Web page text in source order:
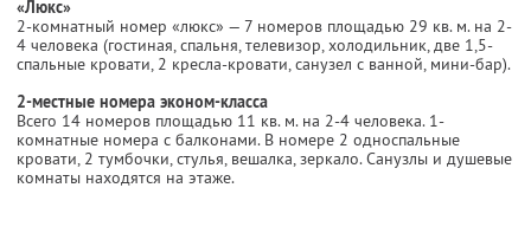
«Люкс»
2-комнатный номер «люкс» — 7 номеров площадью 29 кв. м. на 2-
4 человека (гостиная, спальня, телевизор, холодильник, две 1,5-
спальные кровати, 2 кресла-кровати, санузел с ванной, мини-бар).
2-местные номера эконом-класса
Всего 14 номеров площадью 11 кв. м. на 2-4 человека. 1-
комнатные номера с балконами. В номере 2 односпальные
кровати, 2 тумбочки, стулья, вешалка, зеркало. Санузлы и душевые
комнаты находятся на этаже.